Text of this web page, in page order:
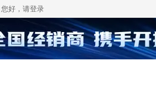
您好， 请登录